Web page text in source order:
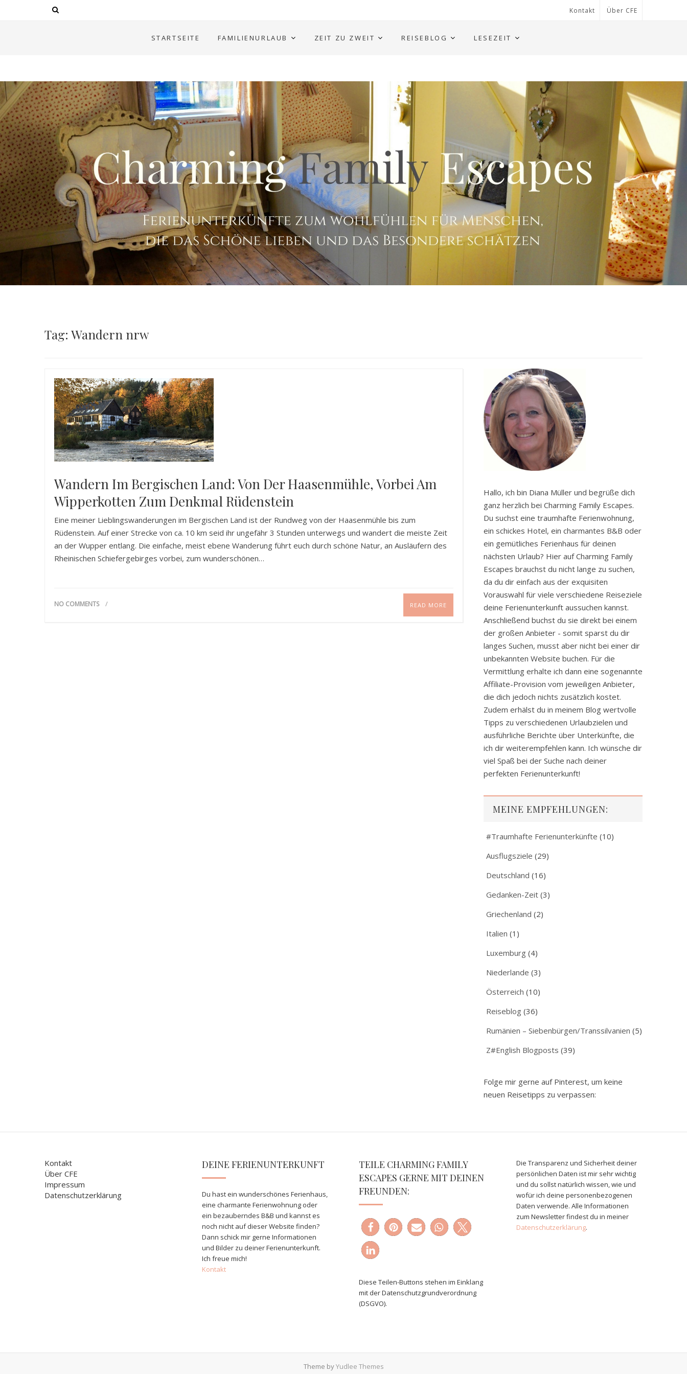
Kontakt Über CFE
STARTSEITE FAMILIENURLAUB ZEIT ZU ZWEIT REISEBLOG LESEZEIT
Tag: Wandern nrw
Wandern Im Bergischen Land: Von Der Haasenmühle, Vorbei Am
Wipperkotten Zum Denkmal Rüdenstein
Eine meiner Lieblingswanderungen im Bergischen Land ist der Rundweg von der Haasenmühle bis zum
Rüdenstein. Auf einer Strecke von ca. 10 km seid ihr ungefähr 3 Stunden unterwegs und wandert die meiste Zeit
an der Wupper entlang. Die einfache, meist ebene Wanderung führt euch durch schöne Natur, an Ausläufern des
Rheinischen Schiefergebirges vorbei, zum wunderschönen…
NO COMMENTS READ MORE
Hallo, ich bin Diana Müller und begrüße dich
ganz herzlich bei Charming Family Escapes.
Du suchst eine traumhafte Ferienwohnung,
ein schickes Hotel, ein charmantes B&B oder
ein gemütliches Ferienhaus für deinen
nächsten Urlaub? Hier auf Charming Family
Escapes brauchst du nicht lange zu suchen,
da du dir einfach aus der exquisiten
Vorauswahl für viele verschiedene Reiseziele
deine Ferienunterkunft aussuchen kannst.
Anschließend buchst du sie direkt bei einem
der großen Anbieter - somit sparst du dir
langes Suchen, musst aber nicht bei einer dir
unbekannten Website buchen. Für die
Vermittlung erhalte ich dann eine sogenannte
Affiliate-Provision vom jeweiligen Anbieter,
die dich jedoch nichts zusätzlich kostet.
Zudem erhälst du in meinem Blog wertvolle
Tipps zu verschiedenen Urlaubzielen und
ausführliche Berichte über Unterkünfte, die
ich dir weiterempfehlen kann. Ich wünsche dir
viel Spaß bei der Suche nach deiner
perfekten Ferienunterkunft!
MEINE EMPFEHLUNGEN:
#Traumhafte Ferienunterkünfte (10)
Ausflugsziele (29)
Deutschland (16)
Gedanken-Zeit (3)
Griechenland (2)
Italien (1)
Luxemburg (4)
Niederlande (3)
Österreich (10)
Reiseblog (36)
Rumänien – Siebenbürgen/Transsilvanien (5)
Z#English Blogposts (39)
Folge mir gerne auf Pinterest, um keine
neuen Reisetipps zu verpassen:
Kontakt
Über CFE
Impressum
Datenschutzerklärung
DEINE FERIENUNTERKUNFT
Du hast ein wunderschönes Ferienhaus,
eine charmante Ferienwohnung oder
ein bezauberndes B&B und kannst es
noch nicht auf dieser Website finden?
Dann schick mir gerne Informationen
und Bilder zu deiner Ferienunterkunft.
Ich freue mich!
Kontakt
TEILE CHARMING FAMILY
ESCAPES GERNE MIT DEINEN
FREUNDEN:
Diese Teilen-Buttons stehen im Einklang
mit der Datenschutzgrundverordnung
(DSGVO).
Die Transparenz und Sicherheit deiner
persönlichen Daten ist mir sehr wichtig
und du sollst natürlich wissen, wie und
wofür ich deine personenbezogenen
Daten verwende. Alle Informationen
zum Newsletter findest du in meiner
Datenschutzerklärung.
Theme byYudlee Themes